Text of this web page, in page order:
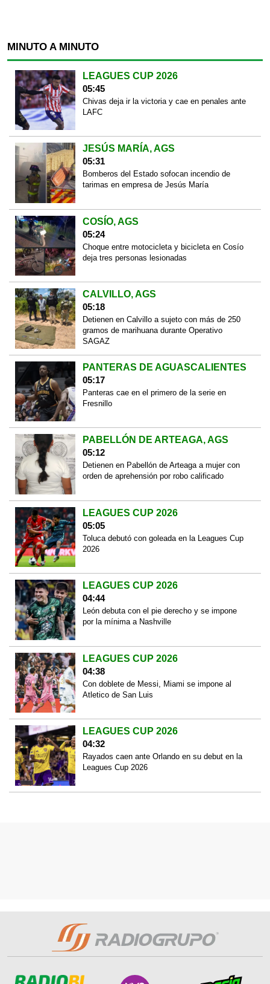
MINUTO A MINUTO
LEAGUES CUP 2026
05:45
Chivas deja ir la victoria y cae en penales ante
LAFC
JESÚS MARÍA, AGS
05:31
Bomberos del Estado sofocan incendio de
tarimas en empresa de Jesús María
COSÍO, AGS
05:24
Choque entre motocicleta y bicicleta en Cosío
deja tres personas lesionadas
CALVILLO, AGS
05:18
Detienen en Calvillo a sujeto con más de 250
gramos de marihuana durante Operativo
SAGAZ
PANTERAS DE AGUASCALIENTES
05:17
Panteras cae en el primero de la serie en
Fresnillo
PABELLÓN DE ARTEAGA, AGS
05:12
Detienen en Pabellón de Arteaga a mujer con
orden de aprehensión por robo calificado
LEAGUES CUP 2026
05:05
Toluca debutó con goleada en la Leagues Cup
2026
LEAGUES CUP 2026
04:44
León debuta con el pie derecho y se impone
por la mínima a Nashville
LEAGUES CUP 2026
04:38
Con doblete de Messi, Miami se impone al
Atletico de San Luis
LEAGUES CUP 2026
04:32
Rayados caen ante Orlando en su debut en la
Leagues Cup 2026